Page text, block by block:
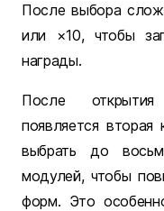
После выбора
или ×10, чтобы
награды.
После
появляется
выбрать до
модулей, чтобы
форм. Это